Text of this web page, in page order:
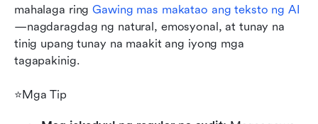
mahalaga ring Gawing mas makatao ang teksto ng AI
—nagdaragdag ng natural, emosyonal, at tunay na
tinig upang tunay na maakit ang iyong mga
tagapakinig.
⭐Mga Tip